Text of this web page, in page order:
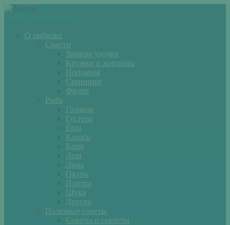
О рыбалке
Снасти
Зимние удочки
Кружки и жерлицы
Поплавок
Спиннинг
Фидер
Рыба
Голавль
Густера
Ёрш
Карась
Карп
Лещ
Линь
Окунь
Плотва
Щука
Другие
Полезные советы
Советы и секреты